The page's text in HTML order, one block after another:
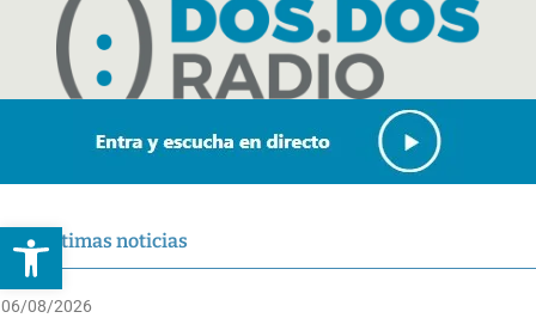
Abrir barra de herramientas
Últimas noticias
06/08/2026